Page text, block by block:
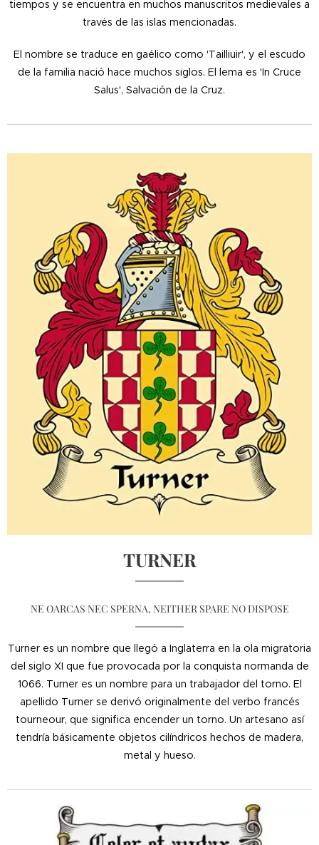
tiempos y se encuentra en muchos manuscritos medievales a
través de las islas mencionadas.
El nombre se traduce en gaélico como 'Tailliuir', y el escudo
de la familia nació hace muchos siglos. El lema es 'In Cruce
Salus', Salvación de la Cruz.
TURNER
NE OARCAS NEC SPERNA, NEITHER SPARE NO DISPOSE
Turner es un nombre que llegó a Inglaterra en la ola migratoria
del siglo XI que fue provocada por la conquista normanda de
1066. Turner es un nombre para un trabajador del torno. El
apellido Turner se derivó originalmente del verbo francés
tourneour, que significa encender un torno. Un artesano así
tendría básicamente objetos cilíndricos hechos de madera,
metal y hueso.